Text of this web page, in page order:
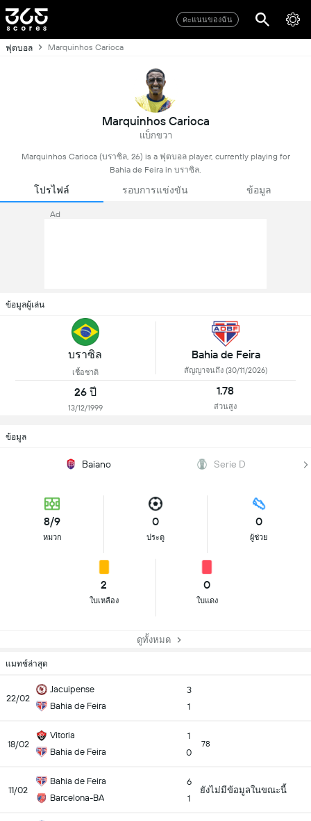
คะแนนของฉัน
ฟุตบอล Marquinhos Carioca
Marquinhos Carioca
แบ็กขวา
Marquinhos Carioca (บราซิล, 26) is a ฟุตบอล player, currently playing for
Bahia de Feira in บราซิล.
โปรไฟล์ รอบการแข่งขัน ข้อมูล
Ad
ข้อมูลผู้เล่น
บราซิล
เชื้อชาติ
Bahia de Feira
สัญญาจนถึง (30/11/2026)
26 ปี
13/12/1999
1.78
ส่วนสูง
ข้อมูล
Baiano Serie D
8/9
หมวก
0
ประตู
0
ผู้ช่วย
2
ใบเหลือง
0
ใบแดง
ดูทั้งหมด
แมทช์ล่าสุด
22/02
Jacuipense
Bahia de Feira
3
1
18/02
Vitoria
Bahia de Feira
1
0
78
11/02
Bahia de Feira
Barcelona-BA
6
1
ยังไม่มีข้อมูลในขณะนี้